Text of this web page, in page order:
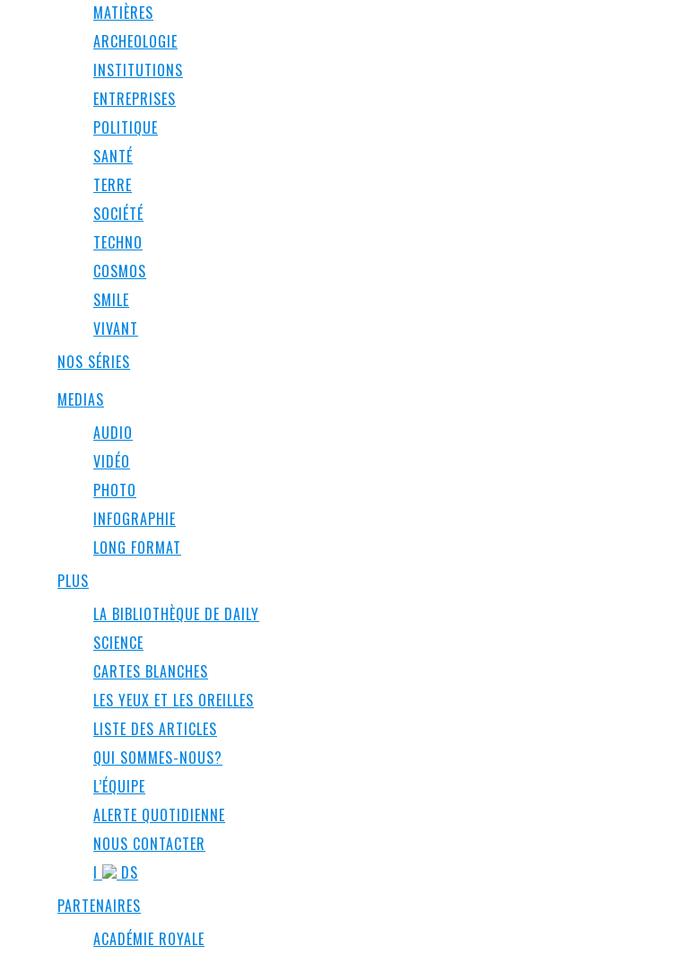
MATIÈRES
ARCHEOLOGIE
INSTITUTIONS
ENTREPRISES
POLITIQUE
SANTÉ
TERRE
SOCIÉTÉ
TECHNO
COSMOS
SMILE
VIVANT
NOS SÉRIES
MEDIAS
AUDIO
VIDÉO
PHOTO
INFOGRAPHIE
LONG FORMAT
PLUS
LA BIBLIOTHÈQUE DE DAILY
SCIENCE
CARTES BLANCHES
LES YEUX ET LES OREILLES
LISTE DES ARTICLES
QUI SOMMES-NOUS?
L’ÉQUIPE
ALERTE QUOTIDIENNE
NOUS CONTACTER
I
DS
PARTENAIRES
ACADÉMIE ROYALE